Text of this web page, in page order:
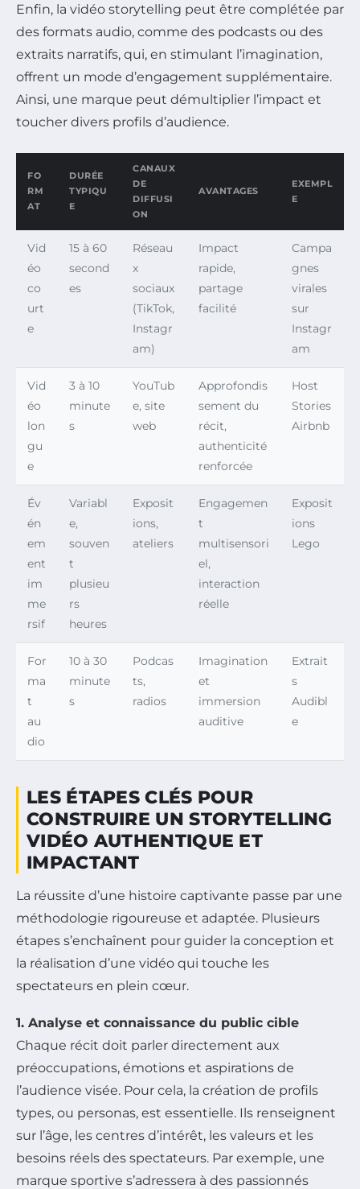
Enfin, la vidéo storytelling peut être complétée par
des formats audio, comme des podcasts ou des
extraits narratifs, qui, en stimulant l’imagination,
offrent un mode d’engagement supplémentaire.
Ainsi, une marque peut démultiplier l’impact et
toucher divers profils d’audience.
FO
RM
AT
DURÉE
TYPIQU
E
CANAUX
DE
DIFFUSI
ON
AVANTAGES
EXEMPL
E
Vid
éo
co
urt
e
15 à 60
second
es
Réseau
x
sociaux
(TikTok,
Instagr
am)
Impact
rapide,
partage
facilité
Campa
gnes
virales
sur
Instagr
am
Vid
éo
lon
gu
e
3 à 10
minute
s
YouTub
e, site
web
Approfondis
sement du
récit,
authenticité
renforcée
Host
Stories
Airbnb
Év
én
em
ent
im
me
rsif
Variabl
e,
souven
t
plusieu
rs
heures
Exposit
ions,
ateliers
Engagemen
t
multisensori
el,
interaction
réelle
Exposit
ions
Lego
For
ma
t
au
dio
10 à 30
minute
s
Podcas
ts,
radios
Imagination
et
immersion
auditive
Extrait
s
Audibl
e
LES ÉTAPES CLÉS POUR
CONSTRUIRE UN STORYTELLING
VIDÉO AUTHENTIQUE ET
IMPACTANT
La réussite d’une histoire captivante passe par une
méthodologie rigoureuse et adaptée. Plusieurs
étapes s’enchaînent pour guider la conception et
la réalisation d’une vidéo qui touche les
spectateurs en plein cœur.
1. Analyse et connaissance du public cible
Chaque récit doit parler directement aux
préoccupations, émotions et aspirations de
l’audience visée. Pour cela, la création de profils
types, ou personas, est essentielle. Ils renseignent
sur l’âge, les centres d’intérêt, les valeurs et les
besoins réels des spectateurs. Par exemple, une
marque sportive s’adressera à des passionnés